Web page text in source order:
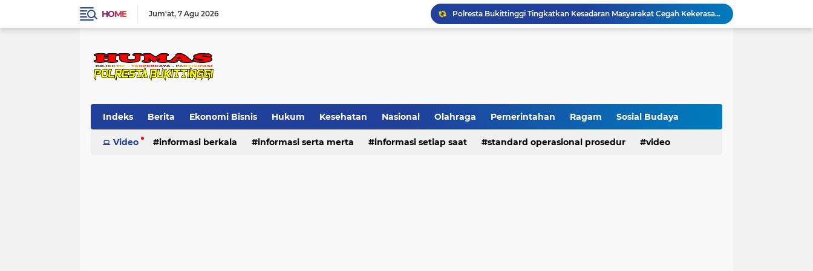
HOME Jum'at 7 Agu 2026
Raih IKPA 100, Polresta Bukittinggi Buktikan Pengelolaan Anggaran yang Profesional dan Akuntabel
Polresta Bukittinggi Gelar Upacara Sertijab Sejumlah Pejabat dan laporan Kenaikan Pangkat Pengabdian
Penguatan Akuntabilitas dan Tata Kelola, Polresta Bukittinggi Terima Audit Kinerja dari Tim BPK RI
Indeks Berita Ekonomi Bisnis Hukum Kesehatan Nasional Olahraga Pemerintahan Ragam Sosial Budaya
Standard Operasional Prosedur Video
Video informasi berkala informasi serta merta informasi setiap saat standard operasional prosedur video